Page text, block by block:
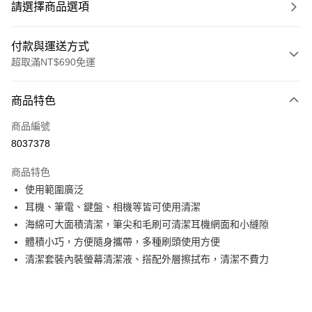
請選擇商品選項
付款與運送方式
超取滿NT$690免運
信用卡一次付款
超商取貨付款
Apple Pay
街口支付
悠遊付
ATM付款
商品特色
商品編號
8037378
商品特色
使用範圍廣泛
耳機、筆電、鍵盤、相機等皆可使用清潔
海綿可大面積清潔，筆尖和毛刷可清潔耳機網面和小縫隙
體積小巧，方便隨身攜帶，多種刷頭使用方便
清潔套裝內裝螢幕清潔液、搭配外層擦拭布，清潔不費力